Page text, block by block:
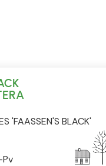
'FAASSEN'S BLACK'